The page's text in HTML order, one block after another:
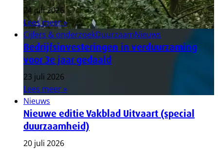
24 juli 2026
Lees meer »
Cijfers & onderzoekDuurzaamNieuws
Bedrijfsinvesteringen in verduurzaming
voor 3e jaar gedaald
23 juli 2026
Lees meer »
Nieuws
Nieuwe editie Vakblad Uitvaart (special
duurzaamheid)
20 juli 2026